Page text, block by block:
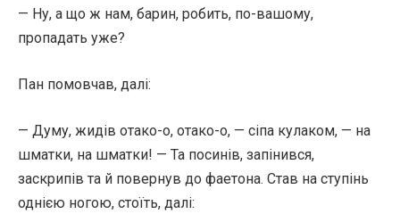
— Ну, а що ж нам, барин, робить, по-вашому,
пропадать уже?
Пан помовчав, далі:
— Думу, жидів отако-о, отако-о, — сіпа кулаком, — на
шматки, на шматки! — Та посинів, запінився,
заскрипів та й повернув до фаетона. Став на ступінь
однією ногою, стоїть, далі: